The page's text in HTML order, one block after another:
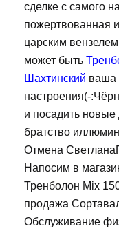
сделке с самого
пожертвованная
царским
может быть
Шахтинский ваша
настроения(-
и посадить
братство
Отмена
Напосим в
Тренболон Mix
продажа
Обслуживание